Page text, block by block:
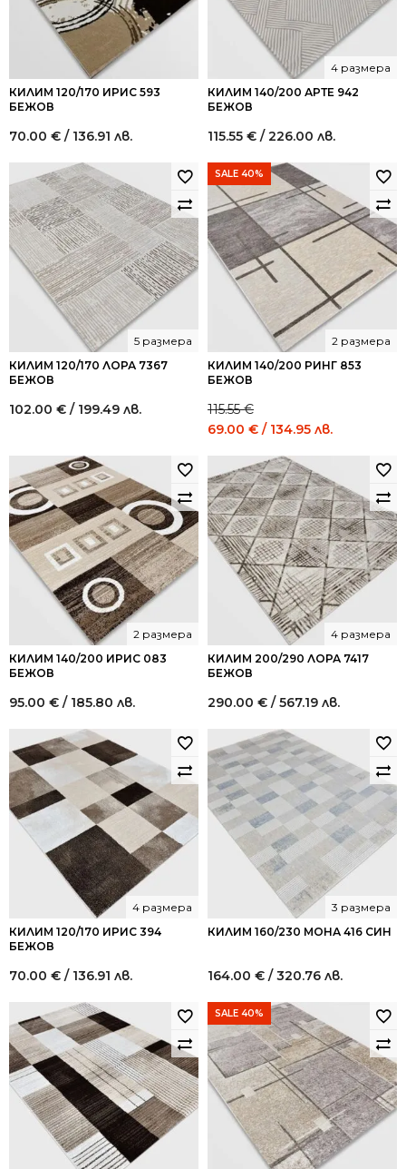
КИЛИМ 120/170 ИРИС 593
БЕЖОВ
70.00 € / 136.91 лв.
КИЛИМ 140/200 АРТЕ 942
БЕЖОВ
4 размера
115.55 € / 226.00 лв.
КИЛИМ 120/170 ЛОРА 7367
БЕЖОВ
5 размера
102.00 € / 199.49 лв.
SALE 40%
КИЛИМ 140/200 РИНГ 853
БЕЖОВ
2 размера
115.55€
Original
was:
115.55 €
/
226.00
лв..
69.00 € / 134.95 лв.
69.00 €
/
134.95
лв..
КИЛИМ 140/200 ИРИС 083
БЕЖОВ
2 размера
95.00 € / 185.80 лв.
КИЛИМ 200/290 ЛОРА 7417
БЕЖОВ
4 размера
290.00 € / 567.19 лв.
КИЛИМ 120/170 ИРИС 394
БЕЖОВ
4 размера
70.00 € / 136.91 лв.
КИЛИМ 160/230 МОНА 416 СИН
3 размера
164.00 € / 320.76 лв.
SALE 40%